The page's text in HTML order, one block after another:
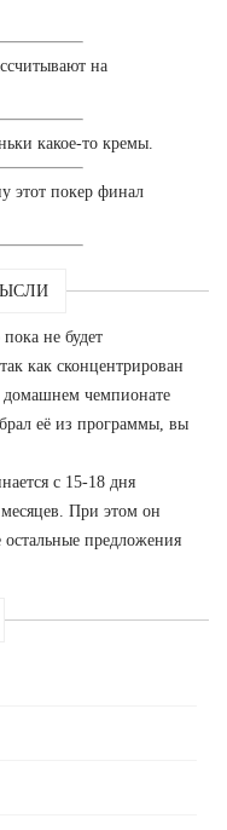
на
какое-то кремы.
этот покер финал
не будет
как сконцентрирован
домашнем чемпионате
её из программы, вы
с 15-18 дня
При этом он
предложения